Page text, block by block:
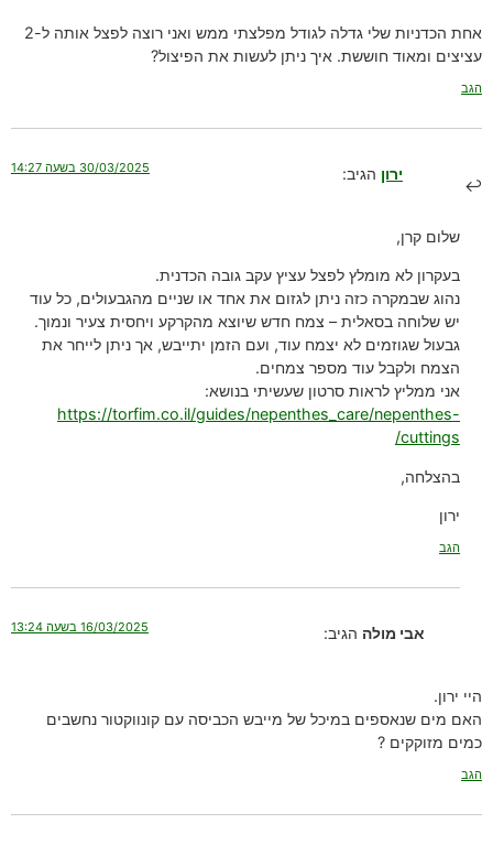
אחת הכדניות שלי גדלה לגודל מפלצתי ממש ואני רוצה לפצל אותה ל-2
עציצים ומאוד חוששת. איך ניתן לעשות את הפיצול?
הגב
ירון הגיב: 30/03/2025 בשעה 14:27
שלום קרן,
בעקרון לא מומלץ לפצל עציץ עקב גובה הכדנית.
נהוג שבמקרה כזה ניתן לגזום את אחד או שניים מהגבעולים, כל עוד
יש שלוחה בסאלית – צמח חדש שיוצא מהקרקע ויחסית צעיר ונמוך.
גבעול שגוזמים לא יצמח עוד, ועם הזמן יתייבש, אך ניתן לייחר את
הצמח ולקבל עוד מספר צמחים.
אני ממליץ לראות סרטון שעשיתי בנושא:
https://torfim.co.il/guides/nepenthes_care/nepenthes-
cuttings/
בהצלחה,
ירון
הגב
אבי מולה הגיב: 16/03/2025 בשעה 13:24
היי ירון.
האם מים שנאספים במיכל של מייבש הכביסה עם קונווקטור נחשבים
כמים מזוקקים ?
הגב